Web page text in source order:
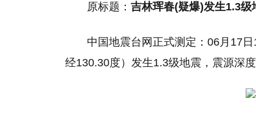
原标题： 吉林珲春(疑爆)发生1.3级
中国地震台网正式测定：06月17
经130.30度）发生1.3级地震，震源深度